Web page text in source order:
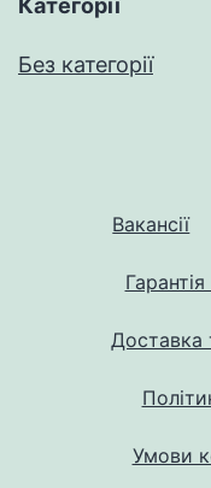
Категорії
Без категорії
Вакансії
Доставка
Умови